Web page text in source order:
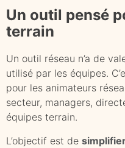
Un outil pensé
terrain
Un outil réseau n’a de
utilisé par les équipes.
pour les animateurs
secteur, managers,
équipes terrain.
L’objectif est de